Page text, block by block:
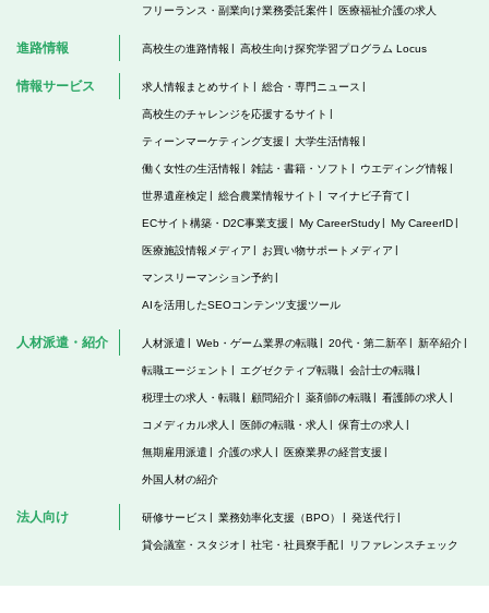
フリーランス・副業向け業務委託案件 医療福祉介護の求人
進路情報 高校生の進路情報 高校生向け探究学習プログラム Locus
情報サービス 求人情報まとめサイト 総合・専門ニュース
高校生のチャレンジを応援するサイト
ティーンマーケティング支援 大学生活情報
働く女性の生活情報 雑誌・書籍・ソフト ウエディング情報
世界遺産検定 総合農業情報サイト マイナビ子育て
ECサイト構築・D2C事業支援 My CareerStudy My CareerID
医療施設情報メディア お買い物サポートメディア
マンスリーマンション予約
AIを活用したSEOコンテンツ支援ツール
人材派遣・紹介 人材派遣 Web・ゲーム業界の転職 20代・第二新卒 新卒紹介
転職エージェント エグゼクティブ転職 会計士の転職
税理士の求人・転職 顧問紹介 薬剤師の転職 看護師の求人
コメディカル求人 医師の転職・求人 保育士の求人
無期雇用派遣 介護の求人 医療業界の経営支援
外国人材の紹介
法人向け 研修サービス 業務効率化支援（BPO） 発送代行
貸会議室・スタジオ 社宅・社員寮手配 リファレンスチェック